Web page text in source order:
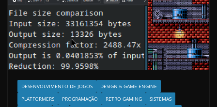
DESENVOLVIMENTO DE JOGOS
DESIGN 6 GAME ENGINE
PLATFORMERS
PROGRAMAÇÃO RETRO GAMING
SISTEMAS